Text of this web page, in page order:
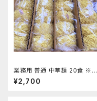
業務用 普通 中華麺 20食 ※ス
ープ無
¥2,700